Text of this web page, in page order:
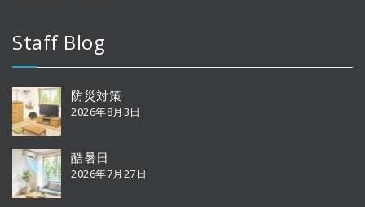
Staff Blog
防災対策
2026年8月3日
酷暑日
2026年7月27日